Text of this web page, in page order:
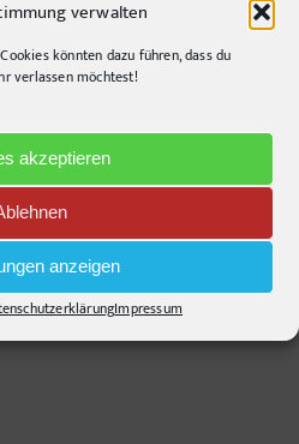
verwalten
könnten dazu führen, dass du
verlassen möchtest!
akzeptieren
anzeigen
Impressum